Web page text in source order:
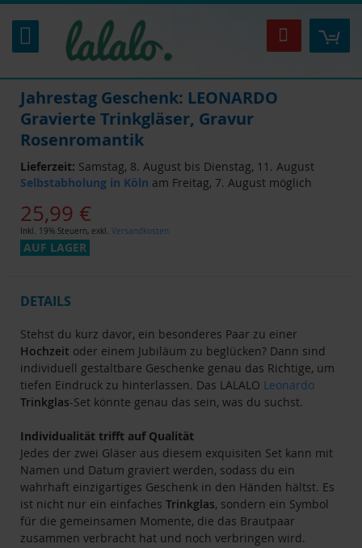
Inhalt
springen
Suche
Jahrestag Geschenk: LEONARDO
Gravierte Trinkgläser, Gravur
Rosenromantik
Lieferzeit: Samstag, 8. August bis Dienstag, 11. August
Selbstabholung in Köln am Freitag, 7. August möglich
25,99 €
Inkl. 19% Steuern, exkl. Versandkosten
AUF LAGER
DETAILS
Stehst du kurz davor, ein besonderes Paar zu einer
Hochzeit oder einem Jubiläum zu beglücken? Dann sind
individuell gestaltbare Geschenke genau das Richtige, um
tiefen Eindruck zu hinterlassen. Das LALALO Leonardo
Trinkglas-Set könnte genau das sein, was du suchst.
Individualität trifft auf Qualität
Jedes der zwei Gläser aus diesem exquisiten Set kann mit
Namen und Datum graviert werden, sodass du ein
wahrhaft einzigartiges Geschenk in den Händen hältst. Es
ist nicht nur ein einfaches Trinkglas, sondern ein Symbol
für die gemeinsamen Momente, die das Brautpaar
zusammen verbracht hat und noch verbringen wird.